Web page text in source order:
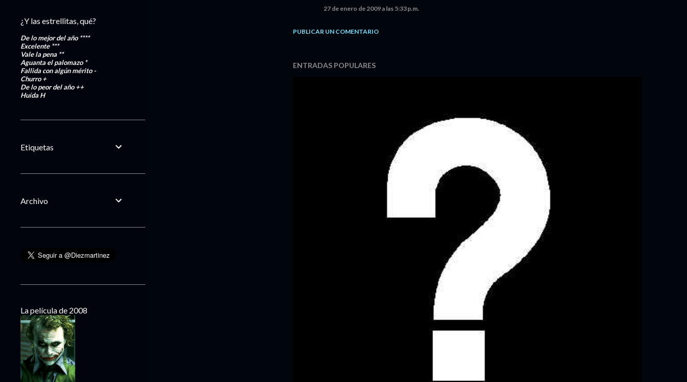
27 de enero de 2009 a las 5:33 p.m.
PUBLICAR UN COMENTARIO
ENTRADAS POPULARES
¿Y las estrellitas, qué?
De lo mejor del año ****
Excelente***
Vale la pena **
Aguanta el palomazo *
Fallida con algún mérito-
Churro+
De lo peor del año++
HuídaH
Etiquetas
Archivo
La película de 2008